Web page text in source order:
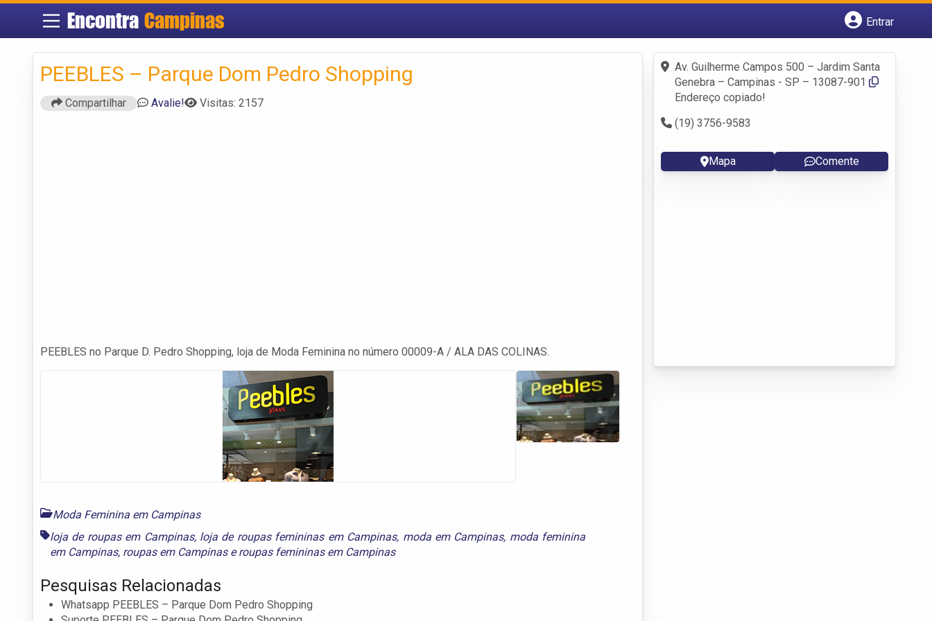
EncontraCampinas
Entrar
Fazer login
Criar conta
PEEBLES – Parque Dom Pedro Shopping
Compartilhar Avalie! Visitas: 2157
PEEBLES no Parque D. Pedro Shopping, loja de Moda Feminina no número 00009-A / ALA DAS COLINAS.
Moda Feminina em Campinas
loja de roupas em Campinas, loja de roupas femininas em Campinas, moda em Campinas, moda feminina
em Campinas, roupas em Campinaseroupas femininas em Campinas
Pesquisas Relacionadas
Whatsapp PEEBLES – Parque Dom Pedro Shopping
Av. Guilherme Campos 500 – Jardim Santa
Genebra – Campinas - SP – 13087-901
Endereço copiado!
(19) 3756-9583
Mapa Comente